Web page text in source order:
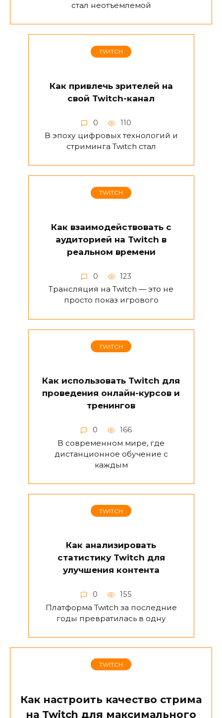
стал неотъемлемой
TWITCH
Как привлечь зрителей на
свой Twitch-канал
0 110
В эпоху цифровых технологий и
стриминга Twitch стал
TWITCH
Как взаимодействовать с
аудиторией на Twitch в
реальном времени
0 123
Трансляция на Twitch — это не
просто показ игрового
TWITCH
Как использовать Twitch для
проведения онлайн-курсов и
тренингов
0 166
В современном мире, где
дистанционное обучение с
каждым
TWITCH
Как анализировать
статистику Twitch для
улучшения контента
0 155
Платформа Twitch за последние
годы превратилась в одну
TWITCH
Как настроить качество стрима
на Twitch для максимального